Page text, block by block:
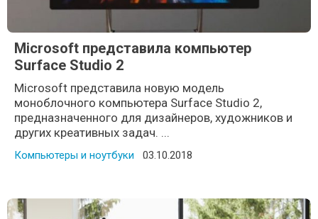
Microsoft представила компьютер
Surface Studio 2
Microsoft представила новую модель
моноблочного компьютера Surface Studio 2,
предназначенного для дизайнеров, художников и
других креативных задач. ...
Компьютеры и ноутбуки Posted on
03.10.2018